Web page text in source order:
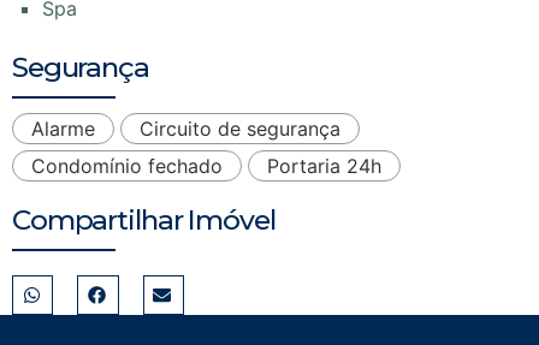
Spa
Segurança
Alarme
Circuito de segurança
Condomínio fechado
Portaria 24h
Compartilhar Imóvel